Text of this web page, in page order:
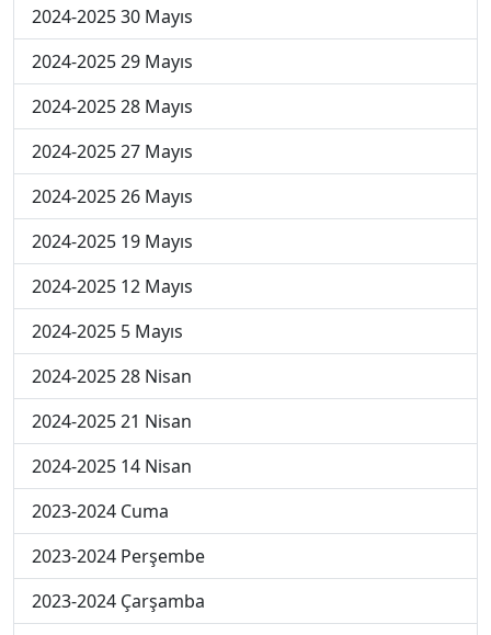
2024-2025 30 Mayıs
2024-2025 29 Mayıs
2024-2025 28 Mayıs
2024-2025 27 Mayıs
2024-2025 26 Mayıs
2024-2025 19 Mayıs
2024-2025 12 Mayıs
2024-2025 5 Mayıs
2024-2025 28 Nisan
2024-2025 21 Nisan
2024-2025 14 Nisan
2023-2024 Cuma
2023-2024 Perşembe
2023-2024 Çarşamba